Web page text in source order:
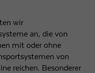
wir
an, die von
mit oder ohne
von
reichen. Besonderer
GmbH
ID, die verwendet wird,
wie der Besucher die
um Ihnen zusätzliche